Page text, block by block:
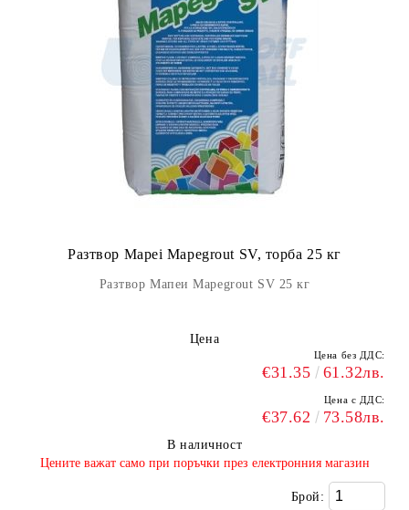
Разтвор Mapei Mapegrout SV, торба 25 кг
Разтвор Мапеи Mapegrout SV 25 кг
Цена
Цена без ДДС:
€31.35 61.32лв.
Цена с ДДС:
€37.62 73.58лв.
В наличност
​Цените важат само при поръчки през електронния магазин
Брой: